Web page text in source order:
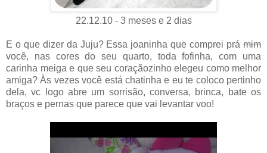
22.12.10 - 3 meses e 2 dias
E o que dizer da Juju? Essa joaninha que comprei prá mim
você, nas cores do seu quarto, toda fofinha, com uma
carinha meiga e que seu coraçãozinho elegeu como melhor
amiga? Às vezes você está chatinha e eu te coloco pertinho
dela, vc logo abre um sorrisão, conversa, brinca, bate os
braços e pernas que parece que vai levantar voo!